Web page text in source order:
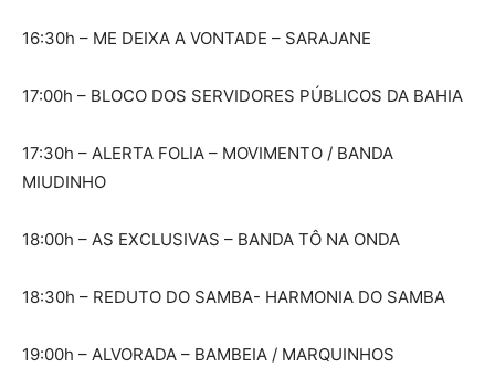
16:30h – ME DEIXA A VONTADE – SARAJANE
17:00h – BLOCO DOS SERVIDORES PÚBLICOS DA BAHIA
17:30h – ALERTA FOLIA – MOVIMENTO / BANDA
MIUDINHO
18:00h – AS EXCLUSIVAS – BANDA TÔ NA ONDA
18:30h – REDUTO DO SAMBA- HARMONIA DO SAMBA
19:00h – ALVORADA – BAMBEIA / MARQUINHOS